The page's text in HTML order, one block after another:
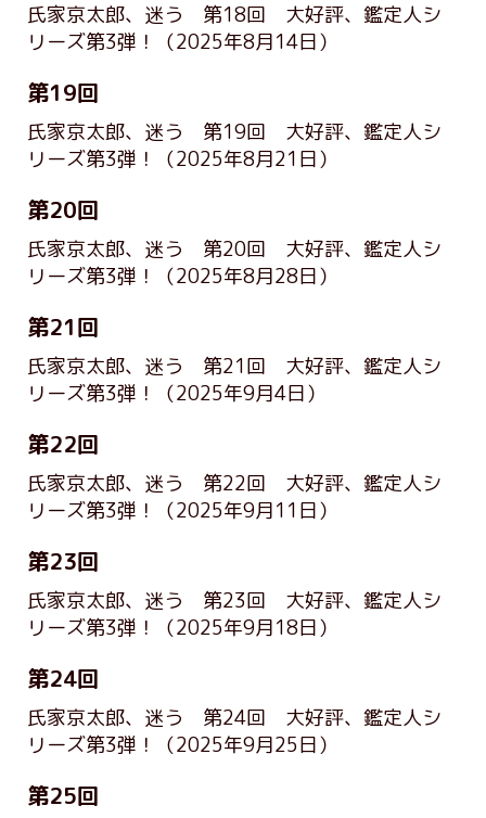
氏家京太郎、迷う 第18回 大好評、鑑定人シ
リーズ第3弾！
（2025年8月14日）
第19回
氏家京太郎、迷う 第19回 大好評、鑑定人シ
リーズ第3弾！
（2025年8月21日）
第20回
氏家京太郎、迷う 第20回 大好評、鑑定人シ
リーズ第3弾！
（2025年8月28日）
第21回
氏家京太郎、迷う 第21回 大好評、鑑定人シ
リーズ第3弾！
（2025年9月4日）
第22回
氏家京太郎、迷う 第22回 大好評、鑑定人シ
リーズ第3弾！
（2025年9月11日）
第23回
氏家京太郎、迷う 第23回 大好評、鑑定人シ
リーズ第3弾！
（2025年9月18日）
第24回
氏家京太郎、迷う 第24回 大好評、鑑定人シ
リーズ第3弾！
（2025年9月25日）
第25回